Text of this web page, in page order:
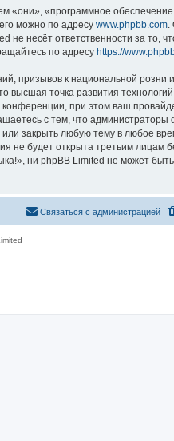
«программное
можно по адресу www.phpbb.com
не несёт ответственности за то,
по адресу https://
призывов к национальной розни
точка развития
при этом ваш
с тем, что
закрыть любую тему в любое
не будет открыта третьим лицам
ни phpBB Limited не может быть
Связаться с администрацией